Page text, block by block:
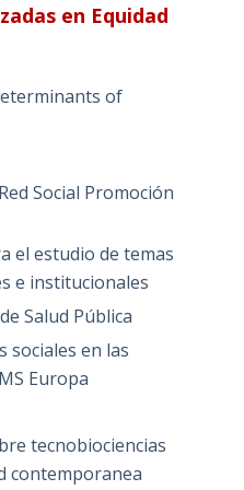
en Equidad
of
Social Promoción
el estudio de temas
e institucionales
Salud Pública
sociales en las
Europa
tecnobiociencias
contemporanea